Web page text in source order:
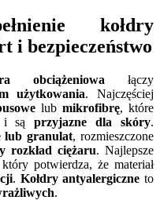
kołdry
i bezpieczeństwo
obciążeniowa łączy
użytkowania. Najczęściej
lub mikrofibrę, które
i sąprzyjazne dla skóry.
lub granulat, rozmieszczone
rozkład ciężaru. Najlepsze
potwierdza, że materiał
. Kołdry antyalergiczne to
.